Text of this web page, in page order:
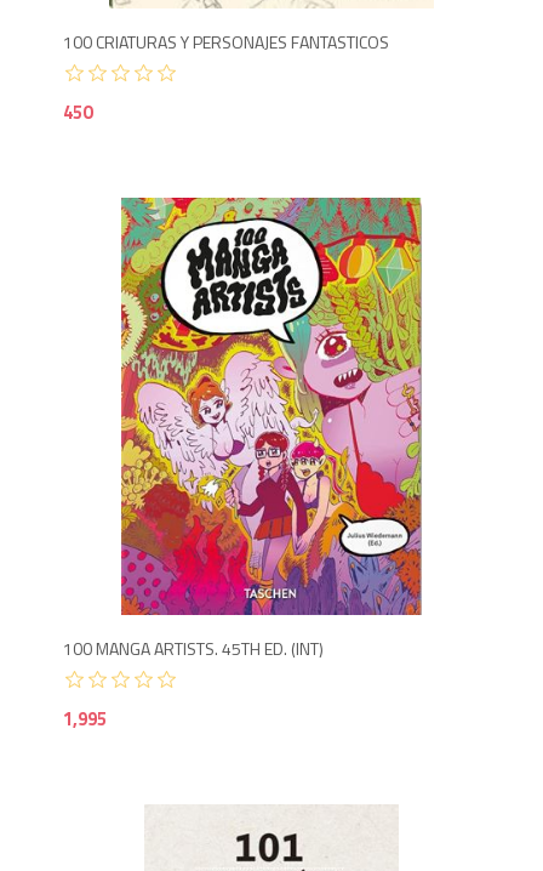
100 CRIATURAS Y PERSONAJES FANTASTICOS
450
100 MANGA ARTISTS. 45TH ED. (INT)
1,995